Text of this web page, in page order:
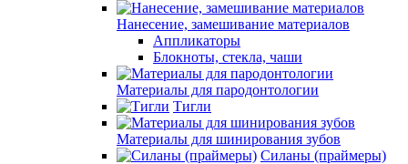
Нанесение, замешивание материалов
Аппликаторы
Блокноты, стекла, чаши
Материалы для пародонтологии
Тигли
Материалы для шинирования зубов
Силаны (праймеры)